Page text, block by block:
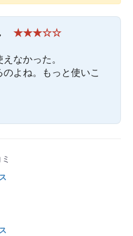
★★★☆☆
なかった。
よね。もっと使いこ